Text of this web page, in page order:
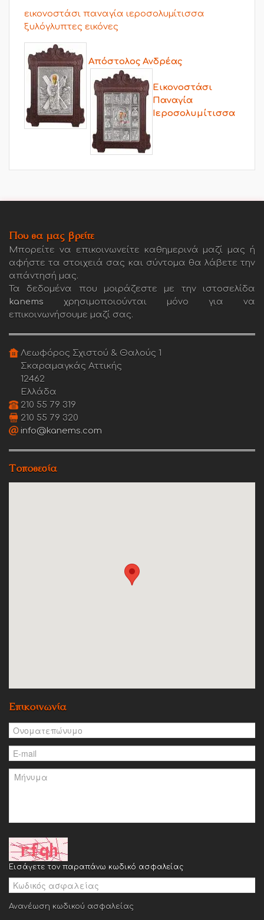
εικονοστάσι παναγία ιεροσολυμίτισσα
ξυλόγλυπτες εικόνες
Απόστολος Ανδρέας
Εικονοστάσι
Παναγία
Ιεροσολυμίτισσα
Που θα μας βρείτε
Μπορείτε να επικοινωνείτε καθημερινά μαζί μας ή
αφήστε τα στοιχειά σας και σύντομα θα λάβετε την
απάντησή μας.
Τα δεδομένα που μοιράζεστε με την ιστοσελίδα
kanems χρησιμοποιούνται μόνο για να
επικοινωνήσουμε μαζί σας.
Λεωφόρος Σχιστού & Θαλούς 1
Σκαραμαγκάς Αττικής
12462
Ελλάδα
210 55 79 319
210 55 79 320
info@kanems.com
Τοποθεσία
Επικοινωνία
Εισάγετε τον παραπάνω κωδικό ασφαλείας
Ανανέωση κωδικού ασφαλείας